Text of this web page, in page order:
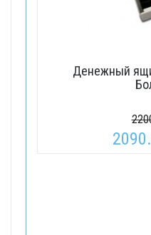
Денежный